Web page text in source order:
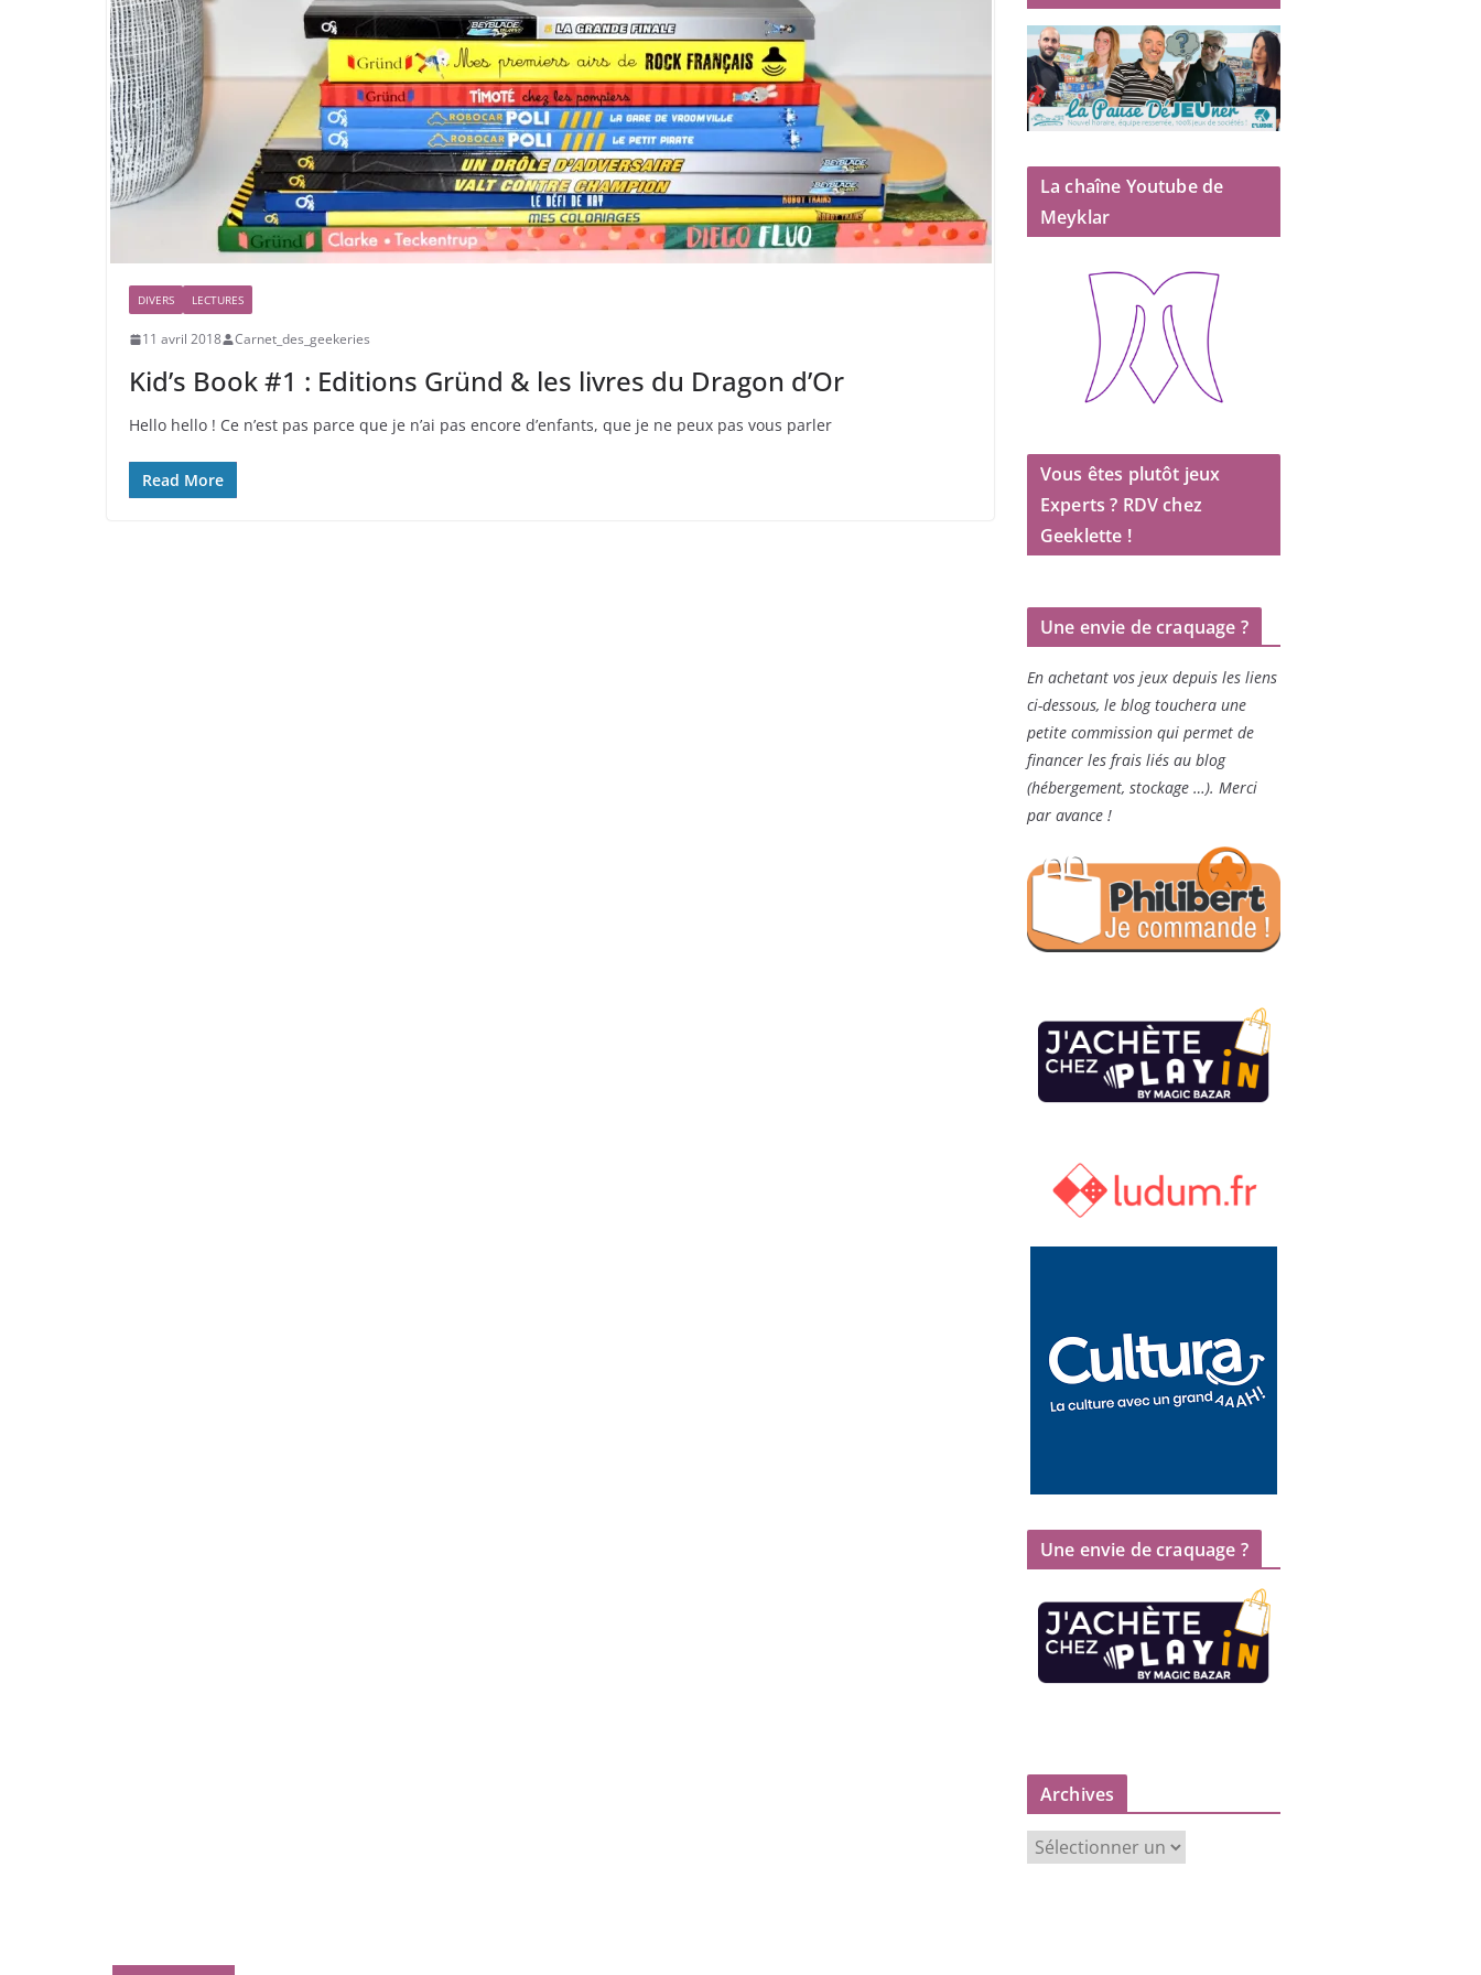
DIVERS LECTURES
11 avril 2018 Carnet_des_geekeries
Kid’s Book #1 : Editions Gründ & les livres du Dragon d’Or
Hello hello ! Ce n’est pas parce que je n’ai pas encore d’enfants, que je ne peux pas vous parler
Read More
La chaîne Youtube de
Meyklar
Vous êtes plutôt jeux
Experts ? RDV chez
Geeklette !
Une envie de craquage ?
En achetant vos jeux depuis les liens
ci-dessous, le blog touchera une
petite commission qui permet de
financer les frais liés au blog
(hébergement, stockage …). Merci
par avance !
Une envie de craquage ?
Archives